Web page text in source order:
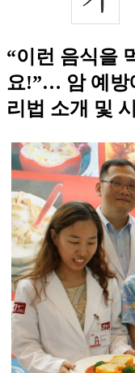
“이런 음식을
요!”… 암 예방
리법 소개 및